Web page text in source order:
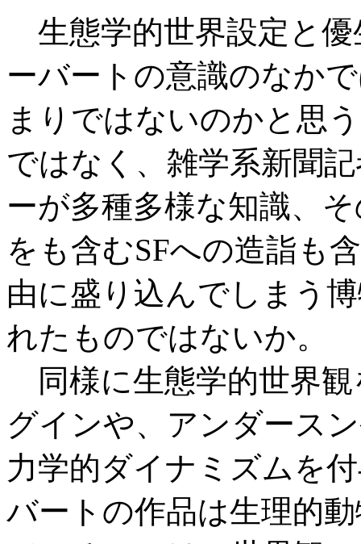
生態学的世界設定と優
ーバートの意識のなか
まりではないのかと思
ではなく、雑学系新聞
ーが多種多様な知識、
をも含むSFへの造詣も
由に盛り込んでしまう
れたものではないか。
同様に生態学的世界
グインや、アンダース
力学的ダイナミズムを
バートの作品は生理的